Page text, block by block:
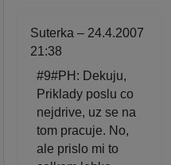
Suterka – 24.4.2007
21:38
#9#PH: Dekuju,
Priklady poslu co
nejdrive, uz se na
tom pracuje. No,
ale prislo mi to